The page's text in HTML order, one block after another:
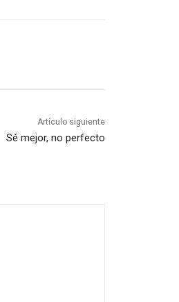
Artículo siguiente
Sé mejor, no perfecto